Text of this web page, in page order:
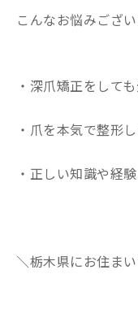
こんなお悩みござ
・深爪矯正をして
・爪を本気で整形
・正しい知識や経
＼栃木県にお住ま